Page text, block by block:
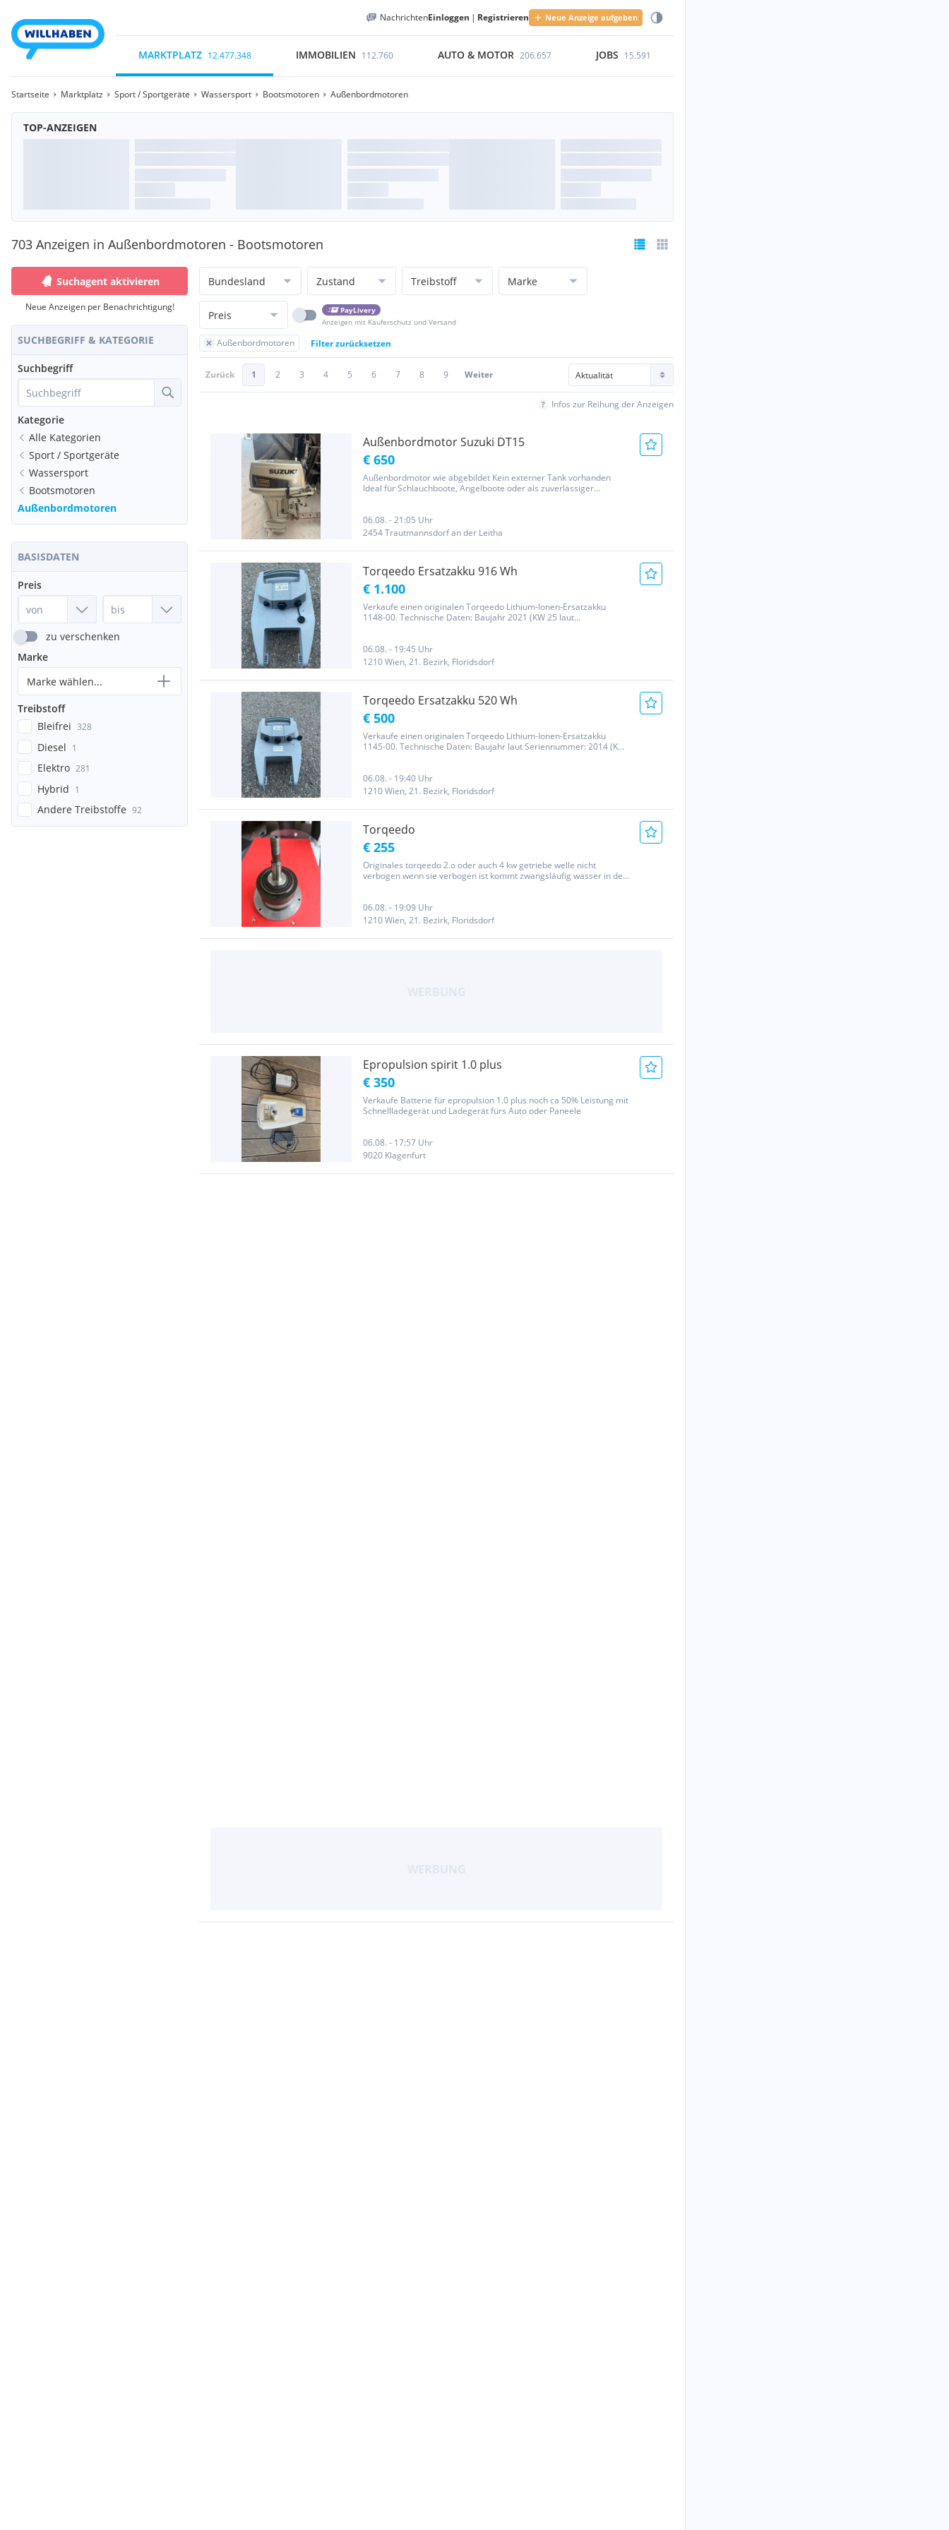
NachrichtenEinloggen | Registrieren Neue Anzeige aufgeben
MARKTPLATZ 12.477.348 IMMOBILIEN 112.760 AUTO & MOTOR 206.657 JOBS 15.591
Startseite Marktplatz Sport / Sportgeräte Wassersport Bootsmotoren Außenbordmotoren
TOP-ANZEIGEN
703 Anzeigen in Außenbordmotoren - Bootsmotoren
Suchagent aktivieren
Neue Anzeigen per Benachrichtigung!
SUCHBEGRIFF & KATEGORIE
Suchbegriff
Kategorie
Alle Kategorien
Sport / Sportgeräte
Wassersport
Bootsmotoren
Außenbordmotoren
BASISDATEN
Preis
zu verschenken
Marke
Marke wählen...
Treibstoff
Bleifrei 328
Diesel 1
Elektro 281
Hybrid 1
Andere Treibstoffe 92
Bundesland Zustand Treibstoff Marke
Preis
PayLivery
Anzeigen mit Käuferschutz und Versand
Außenbordmotoren Filter zurücksetzen
Zurück 1 2 3 4 5 6 7 8 9 Weiter
Infos zur Reihung der Anzeigen
Außenbordmotor Suzuki DT15
€ 650
Außenbordmotor wie abgebildet Kein externer Tank vorhanden
Ideal für Schlauchboote, Angelboote oder als zuverlässiger
oder...
06.08. - 21:05 Uhr
2454 Trautmannsdorf an der Leitha
Torqeedo Ersatzakku 916 Wh
€ 1.100
Verkaufe einen originalen Torqeedo Lithium-Ionen-Ersatzakku
1148-00. Technische Daten: Baujahr 2021 (KW 25 laut
Akku wurde...
06.08. - 19:45 Uhr
1210 Wien, 21. Bezirk, Floridsdorf
Torqeedo Ersatzakku 520 Wh
€ 500
Verkaufe einen originalen Torqeedo Lithium-Ionen-Ersatzakku
1145-00. Technische Daten: Baujahr laut Seriennummer: 2014 (KW
06.08. - 19:40 Uhr
1210 Wien, 21. Bezirk, Floridsdorf
Torqeedo
€ 255
Originales torqeedo 2.o oder auch 4 kw getriebe welle nicht
verbogen wenn sie verbogen ist kommt zwangsläufig wasser in den
06.08. - 19:09 Uhr
1210 Wien, 21. Bezirk, Floridsdorf
Epropulsion spirit 1.0 plus
€ 350
Verkaufe Batterie für epropulsion 1.0 plus noch ca 50% Leistung mit
Schnellladegerät und Ladegerät fürs Auto oder Paneele
06.08. - 17:57 Uhr
9020 Klagenfurt